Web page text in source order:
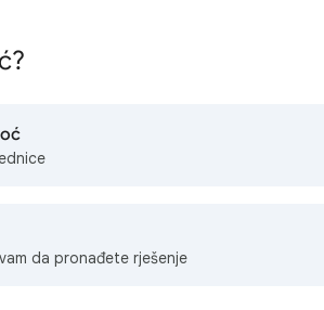
da pronađete rješenje